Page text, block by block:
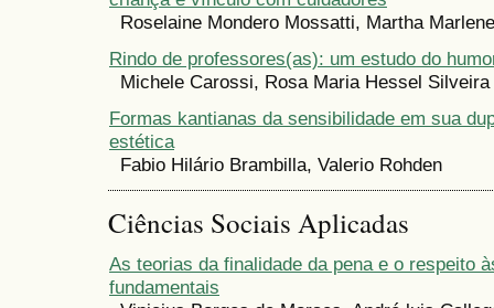
Roselaine Mondero Mossatti, Martha
Rindo de professores(as): um estudo do
Michele Carossi, Rosa Maria Hessel Silveira
Formas kantianas da sensibilidade em sua
estética
Fabio Hilário Brambilla, Valerio Rohden
Ciências Sociais Aplicadas
As teorias da finalidade da pena e o respeito
fundamentais